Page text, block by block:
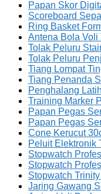
Papan Skor
Scoreboard
Ring Basket
Antena Bola Voli
Tolak Peluru
Tolak Peluru
Tiang Lompat
Tiang Penanda
Penghalang
Training Marker
Papan Pegas
Papan Pegas
Cone Kerucut
Peluit Elektronik
Stopwatch
Stopwatch
Stopwatch
Jaring Gawang